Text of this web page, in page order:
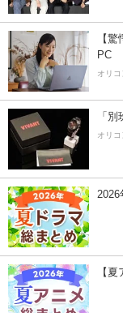
【
PC
オリ
「
オリ
2026
【